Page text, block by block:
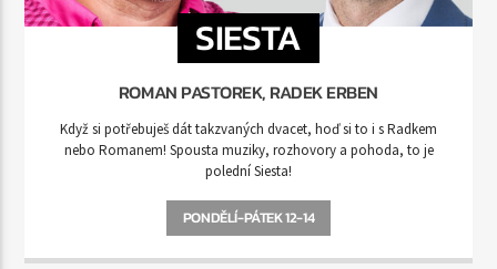
SIESTA
ROMAN PASTOREK, RADEK ERBEN
Když si potřebuješ dát takzvaných dvacet, hoď si to i s Radkem
nebo Romanem! Spousta muziky, rozhovory a pohoda, to je
polední Siesta!
PONDĚLÍ-PÁTEK 12-14